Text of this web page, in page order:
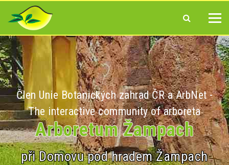
Člen Unie Botanických zahrad ČR a ArbNet -
The interactive community of arboreta
Arboretum Žampach
při Domovu pod hradem Žampach